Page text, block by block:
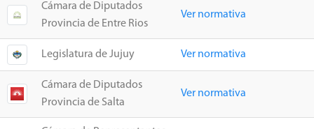
Cámara de Diputados
Provincia de Entre Rios
Ver normativa
Legislatura de Jujuy Ver normativa
Cámara de Diputados
Provincia de Salta
Ver normativa